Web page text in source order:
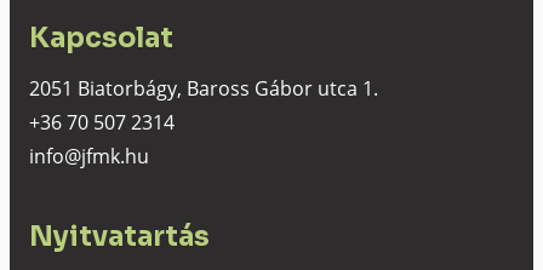
Kapcsolat
2051 Biatorbágy, Baross Gábor utca 1.
+36 70 507 2314
info@jfmk.hu
Nyitvatartás